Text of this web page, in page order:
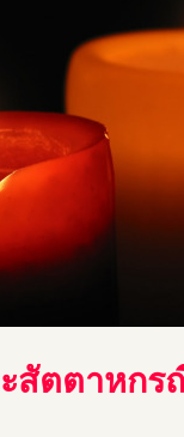
สัตตาหกร